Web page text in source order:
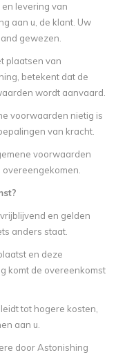
levering van
aan u, de klant. Uw
gewezen.
plaatsen van
betekent dat de
wordt aanvaard.
voorwaarden nietig is
van kracht.
voorwaarden
en gelden
anders staat.
en deze
komt de overeenkomst
tot hogere kosten,
aan u.
door Astonishing